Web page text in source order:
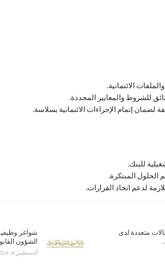
الائتمانية.
للشروط والمعايير المحددة.
لضمان إتمام الإجراءات الائتمانية بسلاسة.
للبنك.
الحلول المبتكرة.
لدعم اتخاذ القرارات.
متعددة لدى
شواغر
الشؤون
أغسطس 6, 2026